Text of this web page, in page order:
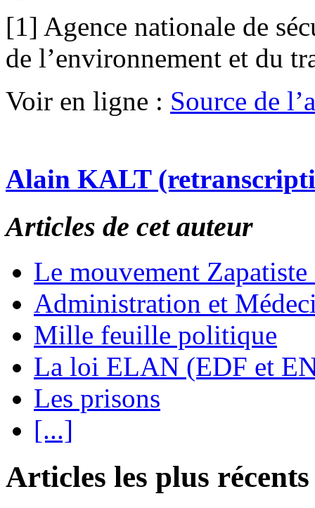
[1] Agence nationale de
de l’environnement et du
Voir en ligne : Source de
Alain KALT
Articles de cet auteur
Le mouvement
Administration et
Mille feuille politique
La loi ELAN (EDF et
Les prisons
[...]
Articles les plus récents